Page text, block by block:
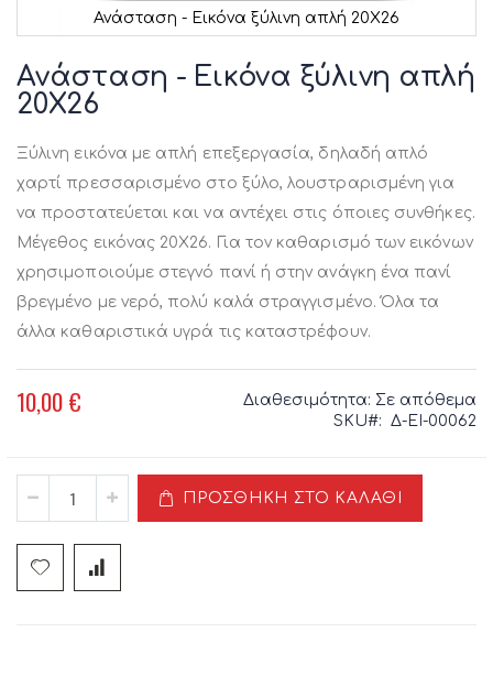
Ανάσταση - Εικόνα ξύλινη απλή 20X26
στην
αρχή
της
εικόνων
Ανάσταση - Εικόνα ξύλινη απλή
20X26
Ξύλινη εικόνα με απλή επεξεργασία, δηλαδή απλό
χαρτί πρεσσαρισμένο στο ξύλο, λουστραρισμένη για
να προστατεύεται και να αντέχει στις όποιες συνθήκες.
Μέγεθος εικόνας 20X26. Για τον καθαρισμό των εικόνων
χρησιμοποιούμε στεγνό πανί ή στην ανάγκη ένα πανί
βρεγμένο με νερό, πολύ καλά στραγγισμένο. Όλα τα
άλλα καθαριστικά υγρά τις καταστρέφουν.
10,00 € Διαθεσιμότητα: Σε απόθεμα
SKU
Δ-ΕΙ-00062
ΠΡΟΣΘΉΚΗ ΣΤΟ ΚΑΛΆΘΙ